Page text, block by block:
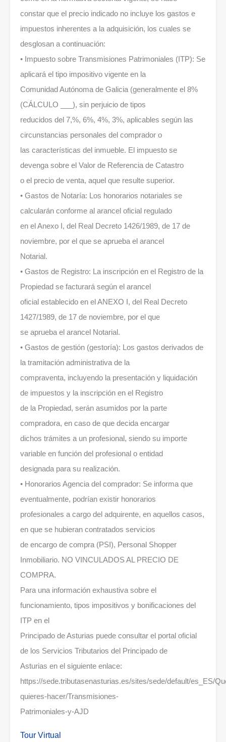
constar que el precio indicado no incluye los gastos e
impuestos inherentes a la adquisición, los cuales se
desglosan a continuación:
• Impuesto sobre Transmisiones Patrimoniales (ITP): Se
aplicará el tipo impositivo vigente en la
Comunidad Autónoma de Galicia (generalmente el 8%
(CÁLCULO ___), sin perjuicio de tipos
reducidos del 7,%, 6%, 4%, 3%, aplicables según las
circunstancias personales del comprador o
las características del inmueble. El impuesto se
devenga sobre el Valor de Referencia de Catastro
o el precio de venta, aquel que resulte superior.
• Gastos de Notaría: Los honorarios notariales se
calcularán conforme al arancel oficial regulado
en el Anexo I, del Real Decreto 1426/1989, de 17 de
noviembre, por el que se aprueba el arancel
Notarial.
• Gastos de Registro: La inscripción en el Registro de la
Propiedad se facturará según el arancel
oficial establecido en el ANEXO I, del Real Decreto
1427/1989, de 17 de noviembre, por el que
se aprueba el arancel Notarial.
• Gastos de gestión (gestoría): Los gastos derivados de
la tramitación administrativa de la
compraventa, incluyendo la presentación y liquidación
de impuestos y la inscripción en el Registro
de la Propiedad, serán asumidos por la parte
compradora, en caso de que decida encargar
dichos trámites a un profesional, siendo su importe
variable en función del profesional o entidad
designada para su realización.
• Honorarios Agencia del comprador: Se informa que
eventualmente, podrían existir honorarios
profesionales a cargo del adquirente, en aquellos casos,
en que se hubieran contratados servicios
de encargo de compra (PSI), Personal Shopper
Inmobiliario. NO VINCULADOS AL PRECIO DE
COMPRA.
Para una información exhaustiva sobre el
funcionamiento, tipos impositivos y bonificaciones del
ITP en el
Principado de Asturias puede consultar el portal oficial
de los Servicios Tributarios del Principado de
Asturias en el siguiente enlace:
https://sede.tributasenasturias.es/sites/sede/default/es_ES/
quieres-hacer/Transmisiones-
Patrimoniales-y-AJD
Tour Virtual